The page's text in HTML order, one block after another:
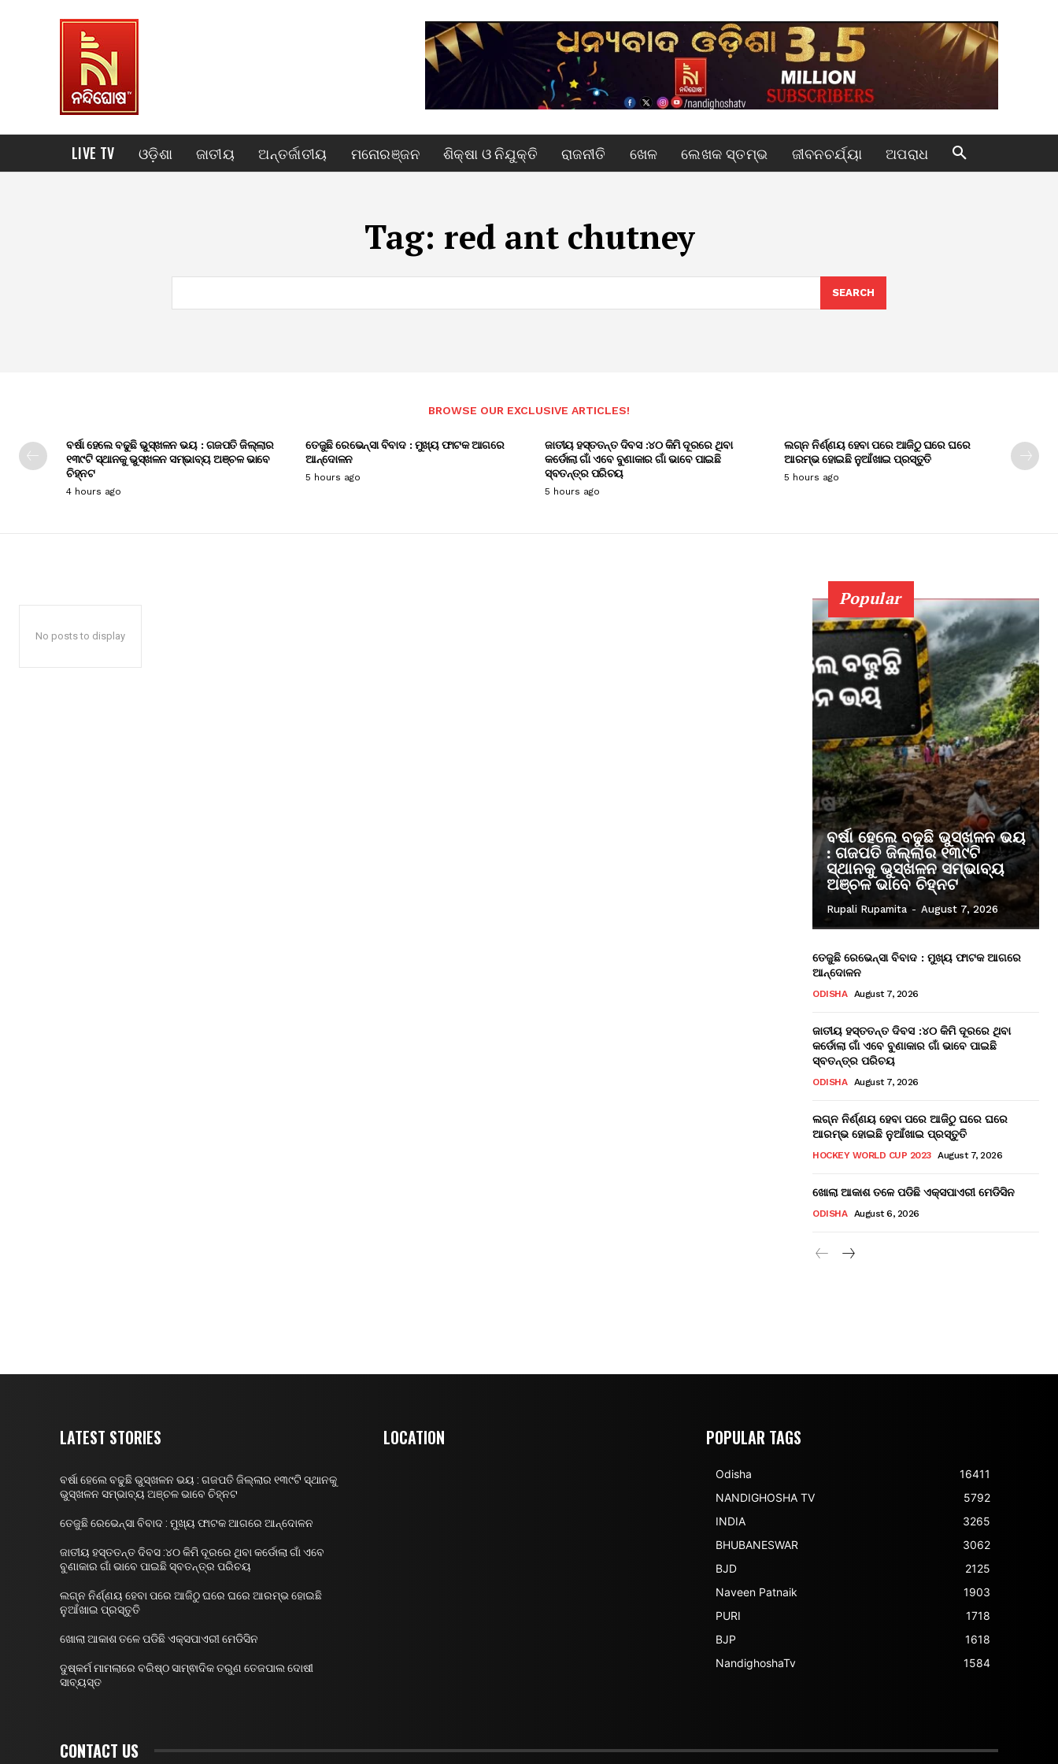
LIVE TV ଓଡ଼ିଶା ଜାତୀୟ ଅନ୍ତର୍ଜାତୀୟ ମନୋରଞ୍ଜନ ଶିକ୍ଷା ଓ ନିଯୁକ୍ତି ରାଜନୀତି ଖେଳ ଲେଖକ ସ୍ତମ୍ଭ ଜୀବନଚର୍ଯ୍ୟା ଅପରାଧ
Tag: red ant chutney
SEARCH
BROWSE OUR EXCLUSIVE ARTICLES!
ବର୍ଷା ହେଲେ ବଢୁଛି ଭୁସ୍ଖଳନ ଭୟ : ଗଜପତି ଜିଲ୍ଲାର
୧୩୯ଟି ସ୍ଥାନକୁ ଭୁସ୍ଖଳନ ସମ୍ଭାବ୍ୟ ଅଞ୍ଚଳ ଭାବେ
ଚିହ୍ନଟ
4 hours ago
ତେଜୁଛି ରେଭେନ୍ସା ବିବାଦ : ମୁଖ୍ୟ ଫାଟକ ଆଗରେ
ଆନ୍ଦୋଳନ
5 hours ago
ଜାତୀୟ ହସ୍ତତନ୍ତ ଦିବସ :୪୦ କିମି ଦୂରରେ ଥିବା
କର୍ଡୋଲା ଗାଁ ଏବେ ବୁଣାକାର ଗାଁ ଭାବେ ପାଇଛି
ସ୍ବତନ୍ତ୍ର ପରିଚୟ
5 hours ago
ଲଗ୍ନ ନିର୍ଣ୍ଣୟ ହେବା ପରେ ଆଜିଠୁ ଘରେ ଘରେ
ଆରମ୍ଭ ହୋଇଛି ନୁଆଁଖାଇ ପ୍ରସ୍ତୁତି
5 hours ago
No posts to display
Popular
ବର୍ଷା ହେଲେ ବଢୁଛି ଭୁସ୍ଖଳନ ଭୟ
: ଗଜପତି ଜିଲ୍ଲାର ୧୩୯ଟି
ସ୍ଥାନକୁ ଭୁସ୍ଖଳନ ସମ୍ଭାବ୍ୟ
ଅଞ୍ଚଳ ଭାବେ ଚିହ୍ନଟ
Rupali Rupamita - August 7, 2026
ତେଜୁଛି ରେଭେନ୍ସା ବିବାଦ : ମୁଖ୍ୟ ଫାଟକ ଆଗରେ
ଆନ୍ଦୋଳନ
ODISHA August 7, 2026
ଜାତୀୟ ହସ୍ତତନ୍ତ ଦିବସ :୪୦ କିମି ଦୂରରେ ଥିବା
କର୍ଡୋଲା ଗାଁ ଏବେ ବୁଣାକାର ଗାଁ ଭାବେ ପାଇଛି
ସ୍ବତନ୍ତ୍ର ପରିଚୟ
ODISHA August 7, 2026
ଲଗ୍ନ ନିର୍ଣ୍ଣୟ ହେବା ପରେ ଆଜିଠୁ ଘରେ ଘରେ
ଆରମ୍ଭ ହୋଇଛି ନୁଆଁଖାଇ ପ୍ରସ୍ତୁତି
HOCKEY WORLD CUP 2023 August 7, 2026
ଖୋଲା ଆକାଶ ତଳେ ପଡିଛି ଏକ୍ସପାଏରୀ ମେଡିସିନ
ODISHA August 6, 2026
LATEST STORIES
ବର୍ଷା ହେଲେ ବଢୁଛି ଭୁସ୍ଖଳନ ଭୟ : ଗଜପତି ଜିଲ୍ଲାର ୧୩୯ଟି ସ୍ଥାନକୁ
ଭୁସ୍ଖଳନ ସମ୍ଭାବ୍ୟ ଅଞ୍ଚଳ ଭାବେ ଚିହ୍ନଟ
ତେଜୁଛି ରେଭେନ୍ସା ବିବାଦ : ମୁଖ୍ୟ ଫାଟକ ଆଗରେ ଆନ୍ଦୋଳନ
ଜାତୀୟ ହସ୍ତତନ୍ତ ଦିବସ :୪୦ କିମି ଦୂରରେ ଥିବା କର୍ଡୋଲା ଗାଁ ଏବେ
ବୁଣାକାର ଗାଁ ଭାବେ ପାଇଛି ସ୍ବତନ୍ତ୍ର ପରିଚୟ
ଲଗ୍ନ ନିର୍ଣ୍ଣୟ ହେବା ପରେ ଆଜିଠୁ ଘରେ ଘରେ ଆରମ୍ଭ ହୋଇଛି
ନୁଆଁଖାଇ ପ୍ରସ୍ତୁତି
ଖୋଲା ଆକାଶ ତଳେ ପଡିଛି ଏକ୍ସପାଏରୀ ମେଡିସିନ
ଦୁଷ୍କର୍ମ ମାମଲାରେ ବରିଷ୍ଠ ସାମ୍ଵାଦିକ ତରୁଣ ତେଜପାଲ ଦୋଷୀ
ସାବ୍ୟସ୍ତ
LOCATION POPULAR TAGS
Odisha
16411
NANDIGHOSHA TV
5792
INDIA
3265
BHUBANESWAR
3062
BJD
2125
Naveen Patnaik
1903
PURI
1718
BJP
1618
NandighoshaTv
1584
CONTACT US